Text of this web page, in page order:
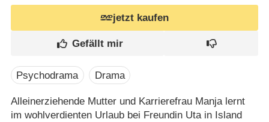
jetzt kaufen
Psychodrama Drama
Alleinerziehende Mutter und Karrierefrau Manja lernt
im wohlverdienten Urlaub bei Freundin Uta in Island